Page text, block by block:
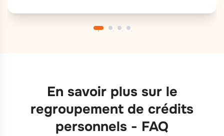
En savoir plus sur le
regroupement de crédits
personnels - FAQ